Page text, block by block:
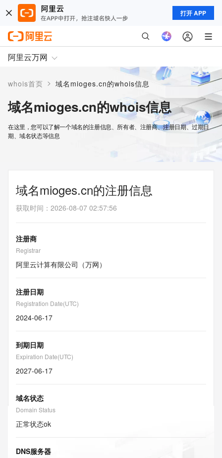
打开 APP
阿里云万网
whois首页 > 域名mioges.cn的whois信息
域名mioges.cn的whois信息
在这里，您可以了解一个域名的注册信息、所有者、注册商、注册日期、过期日
期、域名状态等信息
域名mioges.cn的注册信息
获取时间 ： 2026-08-07 02:57:56
注册商
Registrar
阿里云计算有限公司（万网）
注册日期
Registration Date(UTC)
2024-06-17
到期日期
Expiration Date(UTC)
2027-06-17
域名状态
Domain Status
正常状态ok
DNS服务器